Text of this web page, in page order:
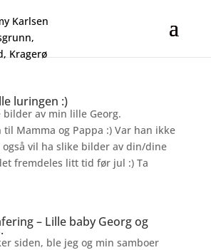
luringen :)
bilder av min lille Georg.
Mamma og Pappa :) Var han ikke
også vil ha slike bilder av din/dine
fremdeles litt tid før jul :) Ta
– Lille baby Georg og
siden, ble jeg og min samboer